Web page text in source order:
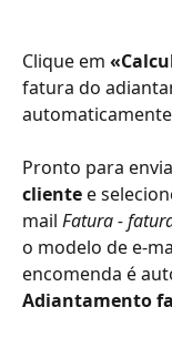
Clique em
fatura do
Pronto para
cliente e
mail Fatura -
o modelo de e-
encomenda é
Adiantamento